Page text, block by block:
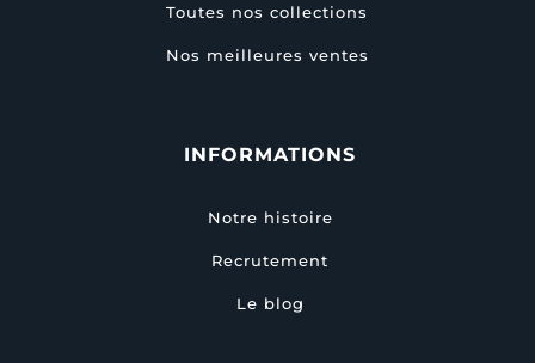
Toutes nos collections
Nos meilleures ventes
INFORMATIONS
Notre histoire
Recrutement
Le blog